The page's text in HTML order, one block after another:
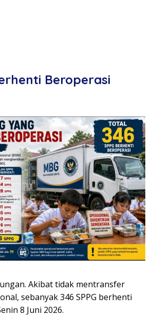
Beroperasi
Akibat tidak mentransfer
sebanyak 346 SPPG berhenti
8 Juni 2026.